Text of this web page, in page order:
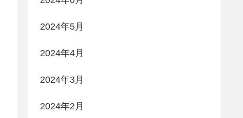
2024年5月
2024年4月
2024年3月
2024年2月